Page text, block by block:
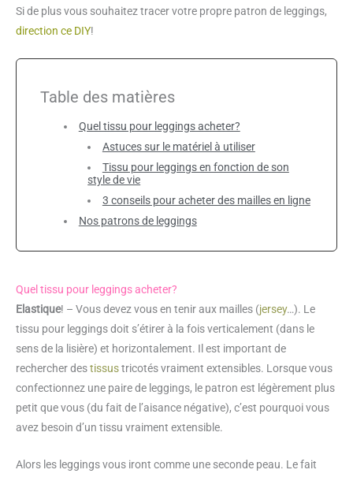
Si de plus vous souhaitez tracer votre propre patron de leggings,
direction ce DIY!
Table des matières
Quel tissu pour leggings acheter?
Astuces sur le matériel à utiliser
Tissu pour leggings en fonction de son
style de vie
3 conseils pour acheter des mailles en ligne
Nos patrons de leggings
Quel tissu pour leggings acheter?
Elastique! – Vous devez vous en tenir aux mailles (jersey…). Le
tissu pour leggings doit s’étirer à la fois verticalement (dans le
sens de la lisière) et horizontalement. Il est important de
rechercher destissustricotés vraiment extensibles. Lorsque vous
confectionnez une paire de leggings, le patron est légèrement plus
petit que vous (du fait de l’aisance négative), c’est pourquoi vous
avez besoin d’un tissu vraiment extensible.
Alors les leggings vous iront comme une seconde peau. Le fait